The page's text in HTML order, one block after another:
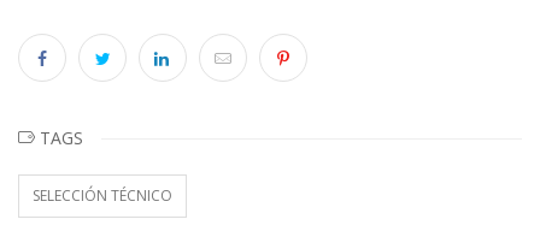
TAGS
SELECCIÓN TÉCNICO